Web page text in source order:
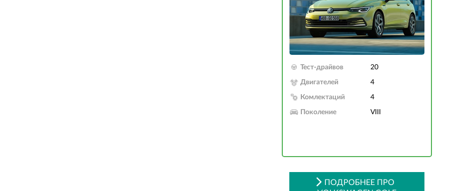
Тест-драйвов 20
Двигателей 4
Комлектаций 4
Поколение VIII
ПОДРОБНЕЕ ПРО